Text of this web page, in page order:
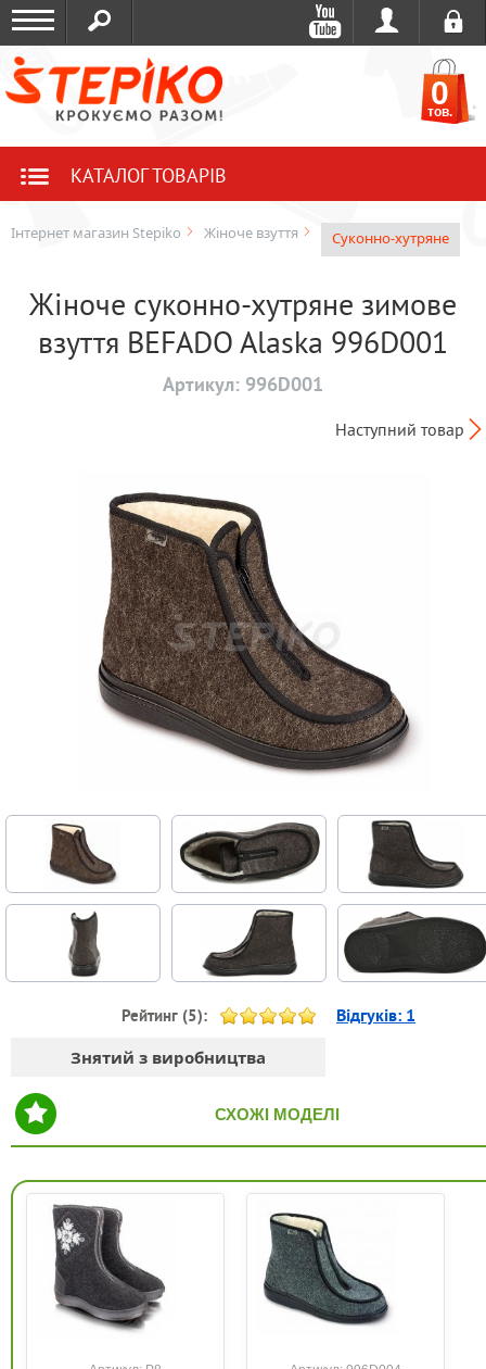
0
тов.
КАТАЛОГ ТОВАРІВ
Інтернет магазин Stepiko Жіноче взуття Суконно-хутряне
Жіноче суконно-хутряне зимове
взуття BEFADO Alaska 996D001
Артикул: 996D001
Наступний товар
Рейтинг (5): Відгуків: 1
Знятий з виробництва
СХОЖІ МОДЕЛІ